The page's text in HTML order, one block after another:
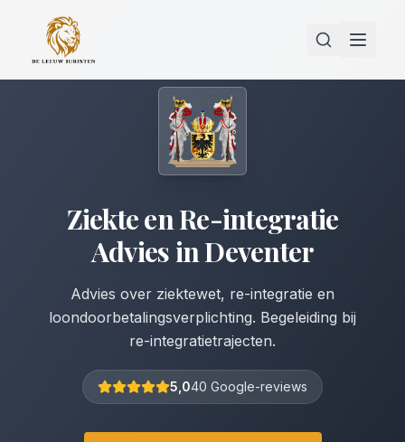
Ziekte en Re-integratie
Advies inDeventer
Advies over ziektewet, re-integratie en
loondoorbetalingsverplichting. Begeleiding bij
re-integratietrajecten.
5,040 Google-reviews